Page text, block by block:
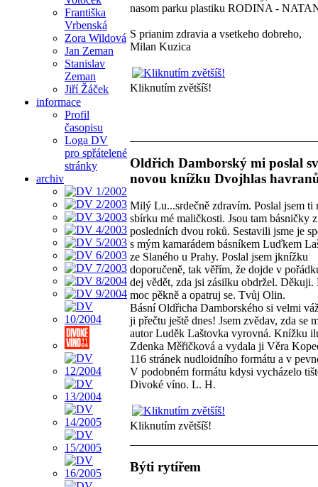
Františka
Vrbenská
Zora Wildová
Jan Zeman
Stanislav
Zeman
Jiří Žáček
informace
Profil
časopisu
Loga DV
pro spřátelené
stránky
archiv
nasom parku plastiku RODINA -
S prianim zdravia a vsetkeho dobreho,
Milan Kuzica
Kliknutím zvětšíš!
Oldřich Damborský mi poslal
novou knížku Dvojhlas
Milý Lu...srdečně zdravím. Poslal jsem ti
sbírku mé maličkosti. Jsou tam básničky z
posledních dvou roků. Sestavili jsme je
s mým kamarádem básníkem Luďkem
ze Slaného u Prahy. Poslal jsem jknížku
doporučeně, tak věřím, že dojde v
dej vědět, zda jsi zásilku obdržel. Děkuji.
moc pěkně a opatruj se. Tvůj Olin.
Básní Oldřicha Damborského si velmi
ji přečtu ještě dnes! Jsem zvědav, zda se
autor Luděk Laštovka vyrovná. Knížku
Zdenka Měřičková a vydala ji Věra
116 stránek nudloidního formátu a v
V podobném formátu kdysi vycházelo
Divoké víno. L. H.
Kliknutím zvětšíš!
Býti rytířem